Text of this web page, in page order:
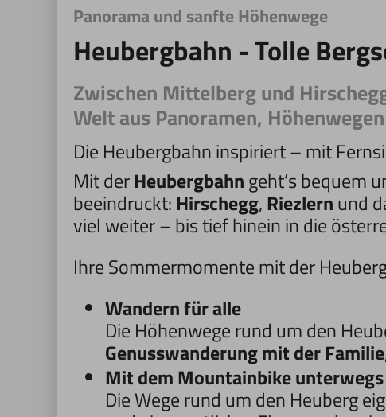
Panorama und sanfte Höhenwege
Heubergbahn - Tolle
Zwischen Mittelberg und
Welt aus Panoramen,
Die Heubergbahn inspiriert – mit
Mit derHeubergbahngeht’s bequem
beeindruckt:Hirschegg,Riezlernund
viel weiter – bis tief hinein in die
Ihre Sommermomente mit der
Wandern für alle
Die Höhenwege rund um den
Genusswanderung mit der Familie
Mit dem Mountainbike unterwegs
Die Wege rund um den Heuberg